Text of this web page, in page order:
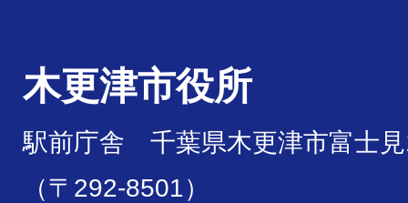
木更津市役所
駅前庁舎 千葉県木更津市富士
（〒292-8501）